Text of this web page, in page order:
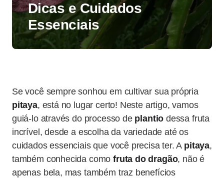
Dicas e Cuidados
Essenciais
Se você sempre sonhou em cultivar sua própria
pitaya, está no lugar certo! Neste artigo, vamos
guiá-lo através do processo de plantio dessa fruta
incrível, desde a escolha da variedade até os
cuidados essenciais que você precisa ter. A pitaya,
também conhecida comofruta do dragão, não é
apenas bela, mas também traz benefícios